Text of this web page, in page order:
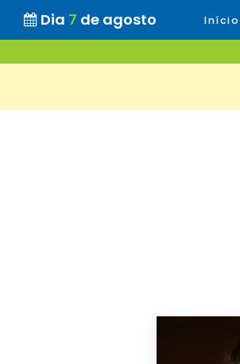
Dia 7 de agosto Início